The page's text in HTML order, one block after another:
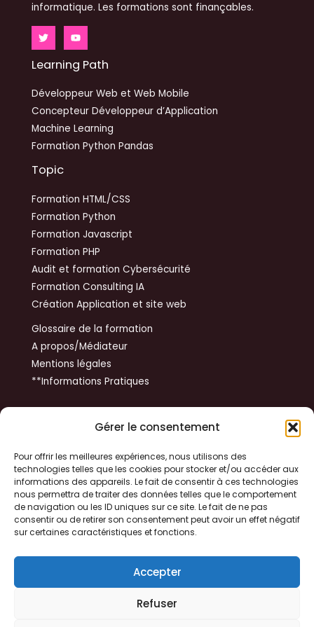
Gérer le consentement
Pour offrir les meilleures expériences, nous utilisons des
technologies telles que les cookies pour stocker et/ou accéder aux
informations des appareils. Le fait de consentir à ces technologies
nous permettra de traiter des données telles que le comportement
de navigation ou les ID uniques sur ce site. Le fait de ne pas
consentir ou de retirer son consentement peut avoir un effet négatif
sur certaines caractéristiques et fonctions.
Accepter
Refuser
informatique. Les formations sont finançables.
Learning Path
Développeur Web et Web Mobile
Concepteur Développeur d’Application
Machine Learning
Formation Python Pandas
Topic
Formation HTML/CSS
Formation Python
Formation Javascript
Formation PHP
Audit et formation Cybersécurité
Formation Consulting IA
Création Application et site web
Glossaire de la formation
A propos/Médiateur
Mentions légales
**Informations Pratiques
Get In Touch
14 rue du Tibet
31100 TOULOUSE
+33 06 79 37 48 73
yvon.huynh@gmail.com